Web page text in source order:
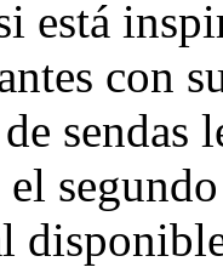
está
con
sendas
el